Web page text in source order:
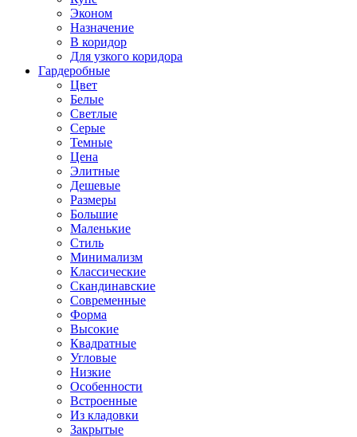
Эконом
Назначение
В коридор
Для узкого коридора
Гардеробные
Цвет
Белые
Светлые
Серые
Темные
Цена
Элитные
Дешевые
Размеры
Большие
Маленькие
Стиль
Минимализм
Классические
Скандинавские
Современные
Форма
Высокие
Квадратные
Угловые
Низкие
Особенности
Встроенные
Из кладовки
Закрытые